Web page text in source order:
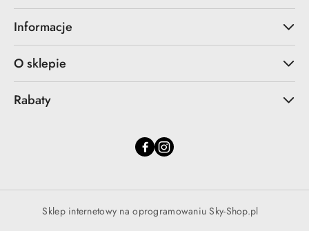
Informacje
O sklepie
Rabaty
Sklep internetowy na oprogramowaniu Sky-Shop.pl